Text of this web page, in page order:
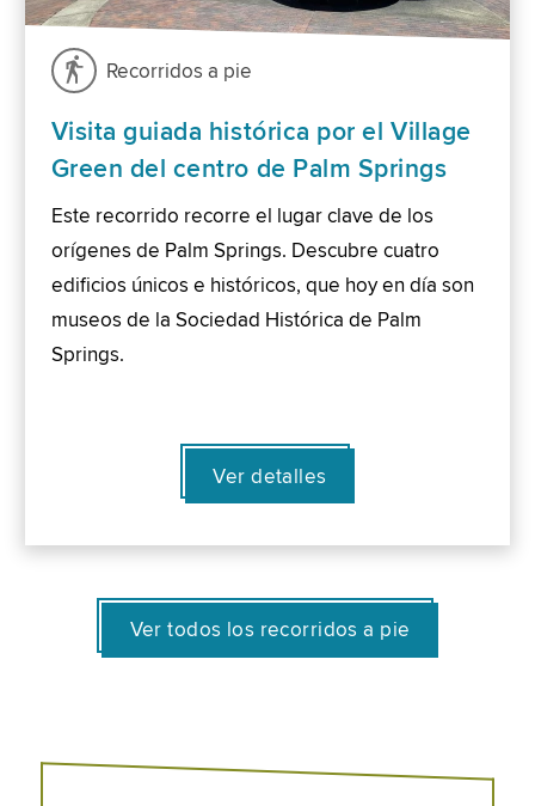
Recorridos a pie
Visita guiada histórica por el Village
Green del centro de Palm Springs
Este recorrido recorre el lugar clave de los
orígenes de Palm Springs. Descubre cuatro
edificios únicos e históricos, que hoy en día son
museos de la Sociedad Histórica de Palm
Springs.
Ver detalles
Ver todos los recorridos a pie